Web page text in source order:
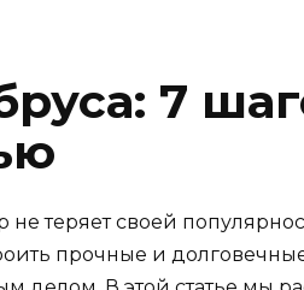
7
теряет своей
прочные и